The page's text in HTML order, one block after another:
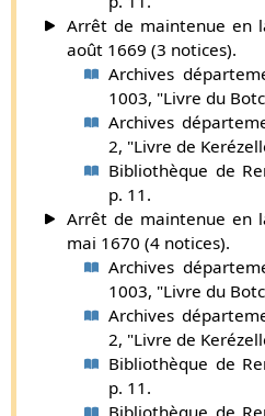
Arrêt de maintenue en
août 1669 (3 notices).
Archives
1003, "Livre du
Archives
2, "Livre de
Bibliothèque de
p. 11.
Arrêt de maintenue en
mai 1670 (4 notices).
Archives
1003, "Livre du
Archives
2, "Livre de
Bibliothèque de
p. 11.
Bibliothèque de